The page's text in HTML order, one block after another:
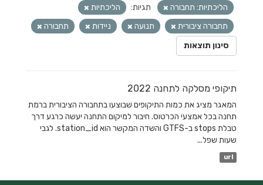
הליכתיות: תחבורה
תגיות:
הליכתיות
תחבורה ציבורית
תנועה ניידות
תחבורה
סינון תוצאות
תיקופי מסלקה לתחנה 2022
המאגר מציג את כמות התיקופים שבוצעו בתחבורה הציבורית ברמת
תחנה בכל אמצעי הכרטוס. חיבור למיקום התחנה יעשה כרגע דרך
טבלת stops ב-GTFS והשדה המקשר הוא station_id. לגבי
שעות שפל...
url